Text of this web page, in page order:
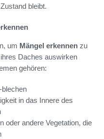
bleibt.
um Mängel erkennen zu
Daches auswirken
gehören:
blechen
in das Innere des
oder andere Vegetation, die